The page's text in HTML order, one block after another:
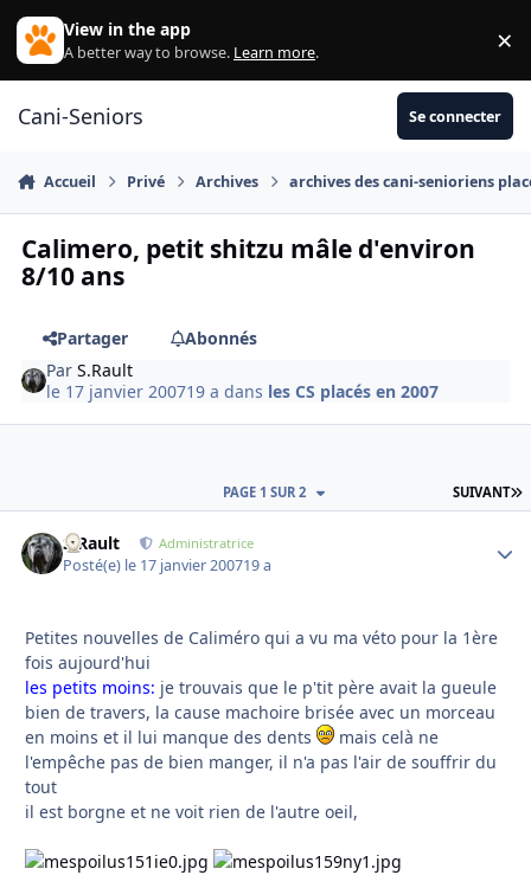
Aller au contenu
View in the app
A better way to browse. Learn more. ×
Cani-Seniors Se connecter
Accueil Privé Archives archives des cani-senioriens
Calimero, petit shitzu mâle d'environ
8/10 ans
Partager
Abonnés
ParS.Rault
le 17 janvier 200719 a dans les CS placés en 2007
SUIVANT
PAGE 1 SUR 2
S.Rault Administratrice
Posté(e) le 17 janvier 200719 a
Petites nouvelles de Caliméro qui a vu ma véto pour la 1ère
fois aujourd'hui
les petits moins: je trouvais que le p'tit père avait la gueule
bien de travers, la cause machoire brisée avec un morceau
en moins et il lui manque des dents
mais celà ne
l'empêche pas de bien manger, il n'a pas l'air de souffrir du
tout
il est borgne et ne voit rien de l'autre oeil,